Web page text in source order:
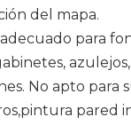
del mapa.
para
No apto para
pared